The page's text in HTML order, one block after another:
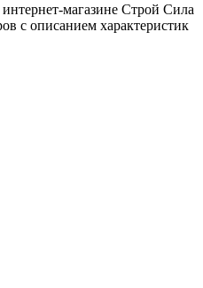
магазине Строй Сила
с описанием характеристик